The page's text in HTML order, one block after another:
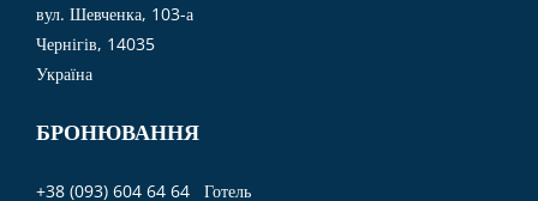
вул. Шевченка, 103-а
Чернігів, 14035
Україна
БРОНЮВАННЯ
+38 (093) 604 64 64 Готель